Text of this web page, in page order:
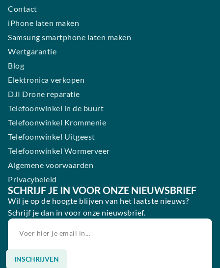
Contact
iPhone laten maken
Samsung smartphone laten maken
Wertgarantie
Blog
Elektronica verkopen
DJI Drone reparatie
Telefoonwinkel in de buurt
Telefoonwinkel Krommenie
Telefoonwinkel Uitgeest
Telefoonwinkel Wormerveer
Algemene voorwaarden
Privacybeleid
SCHRIJF JE IN VOOR ONZE NIEUWSBRIEF
Wil je op de hoogte blijven van het laatste nieuws?
Schrijf je dan in voor onze nieuwsbrief.
INSCHRIJVEN